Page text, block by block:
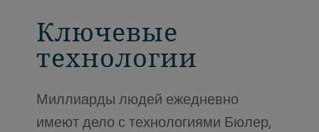
Ключевые
технологии
Миллиарды людей ежедневно
имеют дело с технологиями Бюлер,